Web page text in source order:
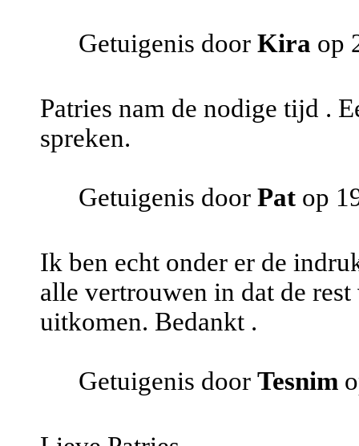
Getuigenis door Kira op
Patries nam de nodige tijd .
spreken.
Getuigenis door Pat op
Ik ben echt onder er de
alle vertrouwen in dat de
uitkomen. Bedankt .
Getuigenis door Tesnim